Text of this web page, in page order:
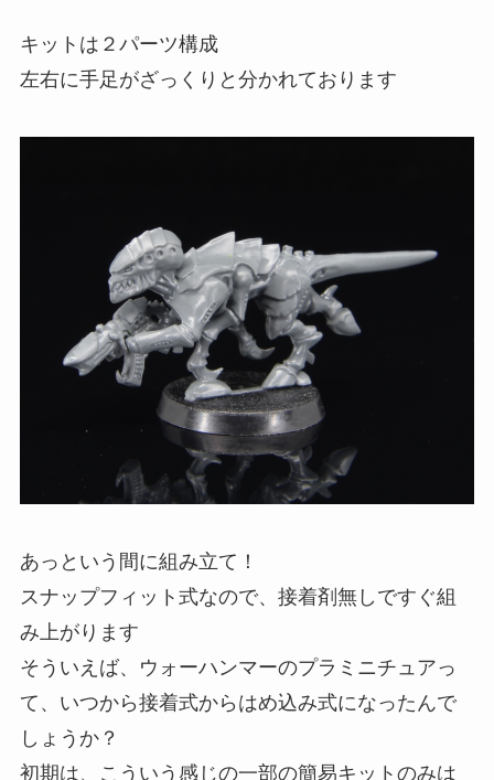
キットは２パーツ構成
左右に手足がざっくりと分かれております
あっという間に組み立て！
スナップフィット式なので、接着剤無しですぐ組
み上がります
そういえば、ウォーハンマーのプラミニチュアっ
て、いつから接着式からはめ込み式になったんで
しょうか？
初期は、こういう感じの一部の簡易キットのみは